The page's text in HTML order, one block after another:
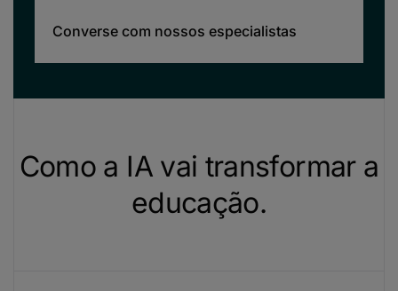
Converse com nossos especialistas
Como a IA vai transformar a
educação.